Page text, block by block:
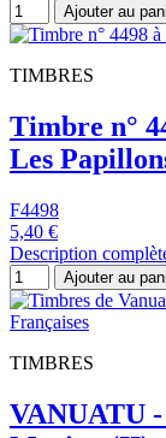
Ajouter au
TIMBRES
Timbre n°
Les
F4498
5,40 €
Description
Ajouter au
TIMBRES
VANUATU